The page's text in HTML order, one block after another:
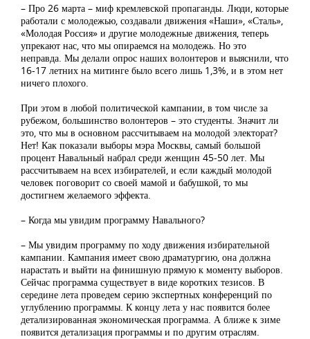
– Про 26 марта – миф кремлевской пропаганды. Люди, которые
работали с молодежью, создавали движения «Наши», «Сталь»,
«Молодая Россия» и другие молодежные движения, теперь
упрекают нас, что мы опираемся на молодежь. Но это
неправда. Мы делали опрос наших волонтеров и выяснили, что
16-17 летних на митинге было всего лишь 1,3%, и в этом нет
ничего плохого.
При этом в любой политической кампании, в том числе за
рубежом, большинство волонтеров – это студенты. Значит ли
это, что мы в основном рассчитываем на молодой электорат?
Нет! Как показали выборы мэра Москвы, самый большой
процент Навальный набрал среди женщин 45-50 лет. Мы
рассчитываем на всех избирателей, и если каждый молодой
человек поговорит со своей мамой и бабушкой, то мы
достигнем желаемого эффекта.
– Когда мы увидим программу Навального?
– Мы увидим программу по ходу движения избирательной
кампании. Кампания имеет свою драматургию, она должна
нарастать и выйти на финишную прямую к моменту выборов.
Сейчас программа существует в виде коротких тезисов. В
середине лета проведем серию экспертных конференций по
углублению программы. К концу лета у нас появится более
детализированная экономическая программа. А ближе к зиме
появится детализация программы и по другим отраслям.